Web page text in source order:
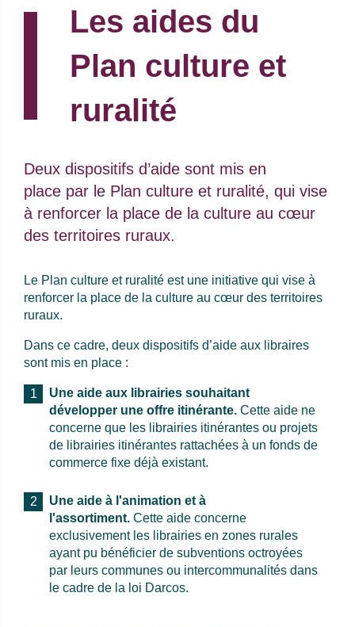
Les aides du
Plan culture et
ruralité
Chapo :
Deux dispositifs d’aide sont mis en
place par le Plan culture et ruralité, qui vise
à renforcer la place de la culture au cœur
des territoires ruraux.
Le Plan culture et ruralité est une initiative qui vise à
renforcer la place de la culture au cœur des territoires
ruraux.
Dans ce cadre, deux dispositifs d’aide aux libraires
sont mis en place :
Une aide aux librairies souhaitant
développer une offre itinérante. Cette aide ne
concerne que les librairies itinérantes ou projets
de librairies itinérantes rattachées à un fonds de
commerce fixe déjà existant.
Une aide à l'animation et à
l'assortiment. Cette aide concerne
exclusivement les librairies en zones rurales
ayant pu bénéficier de subventions octroyées
par leurs communes ou intercommunalités dans
le cadre de la loi Darcos.